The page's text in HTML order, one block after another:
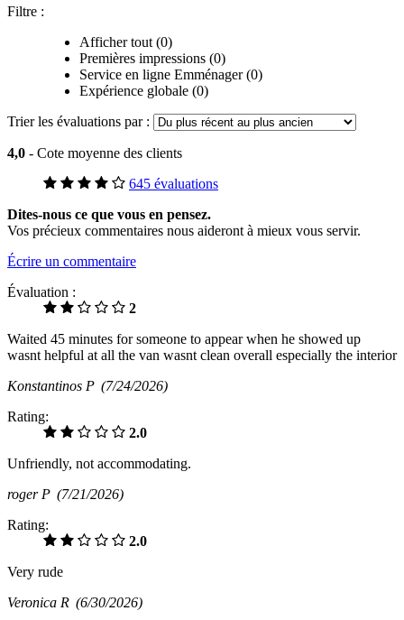
Filtre :
Afficher tout (0)
Premières impressions (0)
Service en ligne Emménager (0)
Expérience globale (0)
Trier les évaluations par :
4,0 - Cote moyenne des clients
645 évaluations
Dites-nous ce que vous en pensez.
Vos précieux commentaires nous aideront à mieux vous servir.
Écrire un commentaire
Évaluation :
2
Waited 45 minutes for someone to appear when he showed up
wasnt helpful at all the van wasnt clean overall especially the interior
Konstantinos P (7/24/2026)
Rating:
2.0
Unfriendly, not accommodating.
roger P (7/21/2026)
Rating:
2.0
Very rude
Veronica R (6/30/2026)